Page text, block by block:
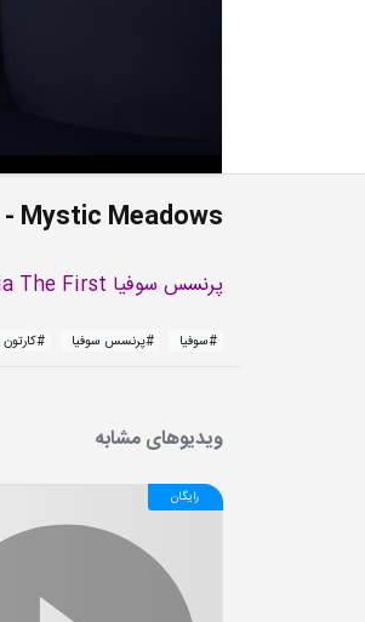
- Mystic Meadows
پرنسس سوفیا Sofia The First
#سوفیا #پرنسس سوفیا #
ویدیوهای مشابه
رایگان